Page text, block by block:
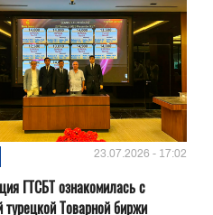
23.07.2026 - 17:02
ГТСБТ ознакомилась с
турецкой Товарной биржи